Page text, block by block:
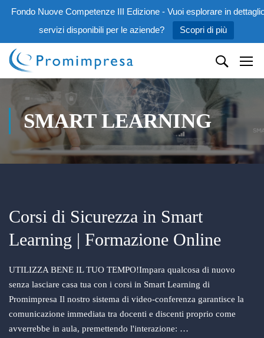
Fondo Nuove Competenze III Edizione - Vuoi esplorare in
servizi disponibili per le aziende?
Scopri di più
SMART LEARNING
Corsi di Sicurezza in Smart
Learning | Formazione Online
UTILIZZA BENE IL TUO TEMPO!Impara qualcosa di nuovo
senza lasciare casa tua con i corsi in Smart Learning di
Promimpresa Il nostro sistema di video-conferenza garantisce la
comunicazione immediata tra docenti e discenti proprio come
avverrebbe in aula, premettendo l'interazione: …